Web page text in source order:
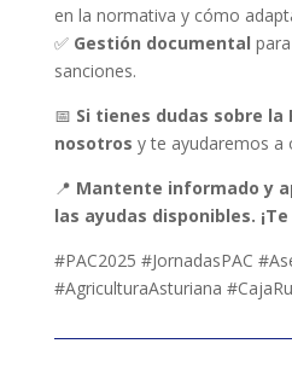
en la normativa y cómo
✅ Gestión documental
sanciones.
📅 Si tienes dudas sobre la
nosotros y te ayudaremos a
📍 Mantente informado y
las ayudas disponibles.
#PAC2025 #JornadasPAC
#AgriculturaAsturiana